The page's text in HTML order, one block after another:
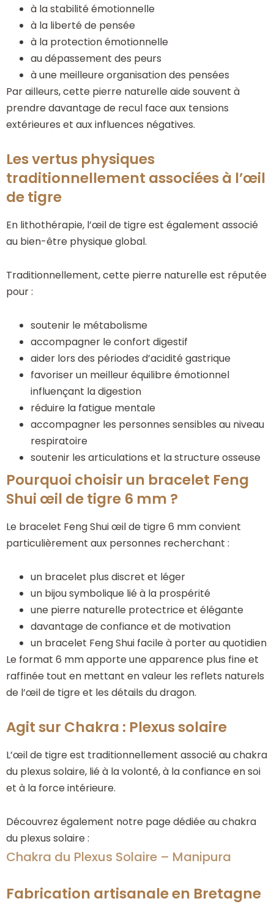
à la stabilité émotionnelle
à la liberté de pensée
à la protection émotionnelle
au dépassement des peurs
à une meilleure organisation des pensées
Par ailleurs, cette pierre naturelle aide souvent à
prendre davantage de recul face aux tensions
extérieures et aux influences négatives.
Les vertus physiques
traditionnellement associées à l’œil
de tigre
En lithothérapie, l’œil de tigre est également associé
au bien-être physique global.
Traditionnellement, cette pierre naturelle est réputée
pour :
soutenir le métabolisme
accompagner le confort digestif
aider lors des périodes d’acidité gastrique
favoriser un meilleur équilibre émotionnel
influençant la digestion
réduire la fatigue mentale
accompagner les personnes sensibles au niveau
respiratoire
soutenir les articulations et la structure osseuse
Pourquoi choisir un bracelet Feng
Shui œil de tigre 6 mm ?
Le bracelet Feng Shui œil de tigre 6 mm convient
particulièrement aux personnes recherchant :
un bracelet plus discret et léger
un bijou symbolique lié à la prospérité
une pierre naturelle protectrice et élégante
davantage de confiance et de motivation
un bracelet Feng Shui facile à porter au quotidien
Le format 6 mm apporte une apparence plus fine et
raffinée tout en mettant en valeur les reflets naturels
de l’œil de tigre et les détails du dragon.
Agit sur Chakra : Plexus solaire
L’œil de tigre est traditionnellement associé au chakra
du plexus solaire, lié à la volonté, à la confiance en soi
et à la force intérieure.
Découvrez également notre page dédiée au chakra
du plexus solaire :
Chakra du Plexus Solaire – Manipura
Fabrication artisanale en Bretagne